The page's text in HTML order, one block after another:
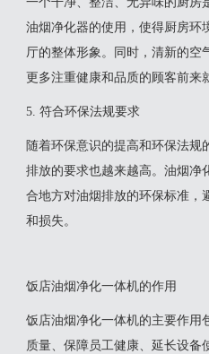
油烟净化器的使用，使得厨房环
厅的整体形象。同时，清新的空
更多注重健康和品质的顾客前来
5. 符合环保法规要求
随着环保意识的提高和环保法规
排放的要求也越来越高。油烟净
合地方对油烟排放的环保标准，
和损失。
饭店油烟净化一体机的作用
饭店油烟净化一体机的主要作用
质量、保障员工健康、延长设备